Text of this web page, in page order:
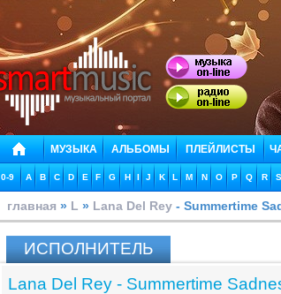
МУЗЫКА АЛЬБОМЫ ПЛЕЙЛИСТЫ
0-9 A B C D E F G H I J K L M N O P Q R S
главная » L » Lana Del Rey - Summertime
ИСПОЛНИТЕЛЬ
Lana Del Rey - Summertime